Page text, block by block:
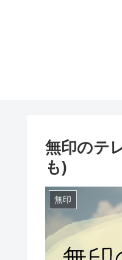
無印のテ
も)
無印